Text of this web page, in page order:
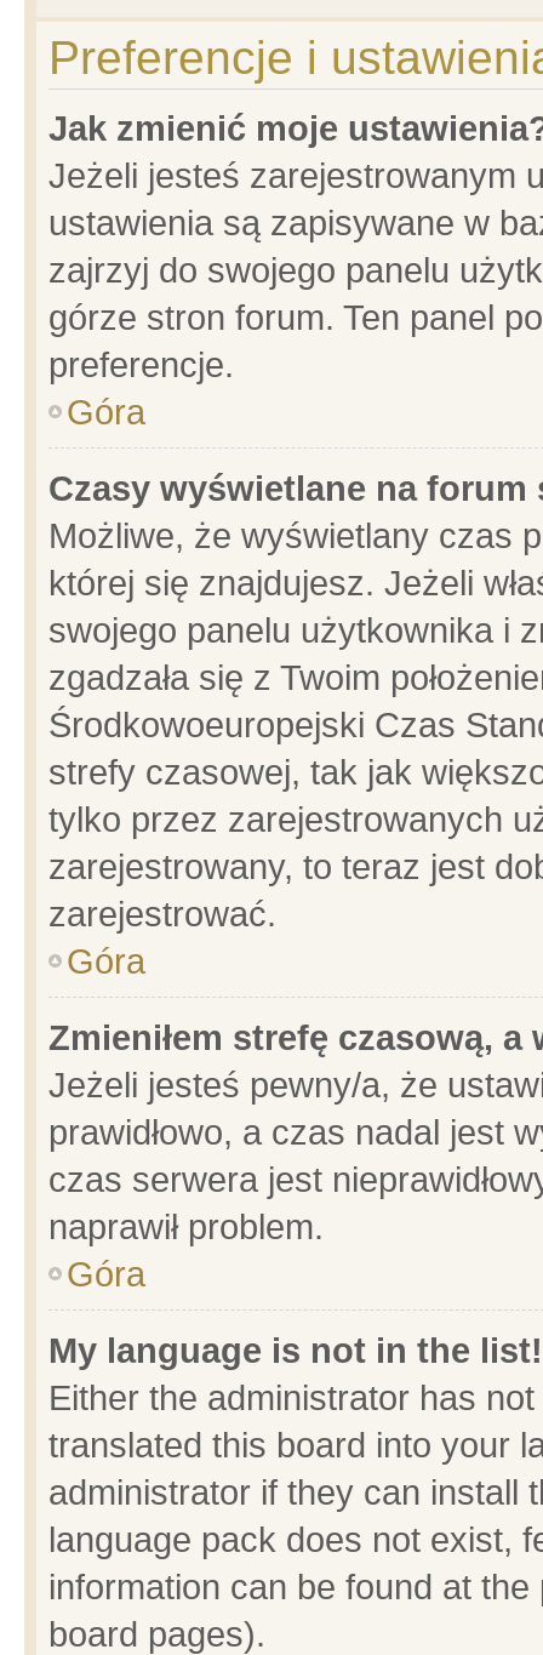
Preferencje i
Jak zmienić moje
Jeżeli jesteś zarejestrowanym
ustawienia są zapisywane w
zajrzyj do swojego panelu
górze stron forum. Ten panel
preferencje.
Góra
Czasy wyświetlane na forum
Możliwe, że wyświetlany czas
której się znajdujesz. Jeżeli
swojego panelu użytkownika i
zgadzała się z Twoim
Środkowoeuropejski Czas
strefy czasowej, tak jak
tylko przez zarejestrowanych
zarejestrowany, to teraz jest
zarejestrować.
Góra
Zmieniłem strefę czasową,
Jeżeli jesteś pewny/a, że
prawidłowo, a czas nadal jest
czas serwera jest
naprawił problem.
Góra
My language is not in the list!
Either the administrator has
translated this board into your
administrator if they can install
language pack does not exist,
information can be found at
board pages).